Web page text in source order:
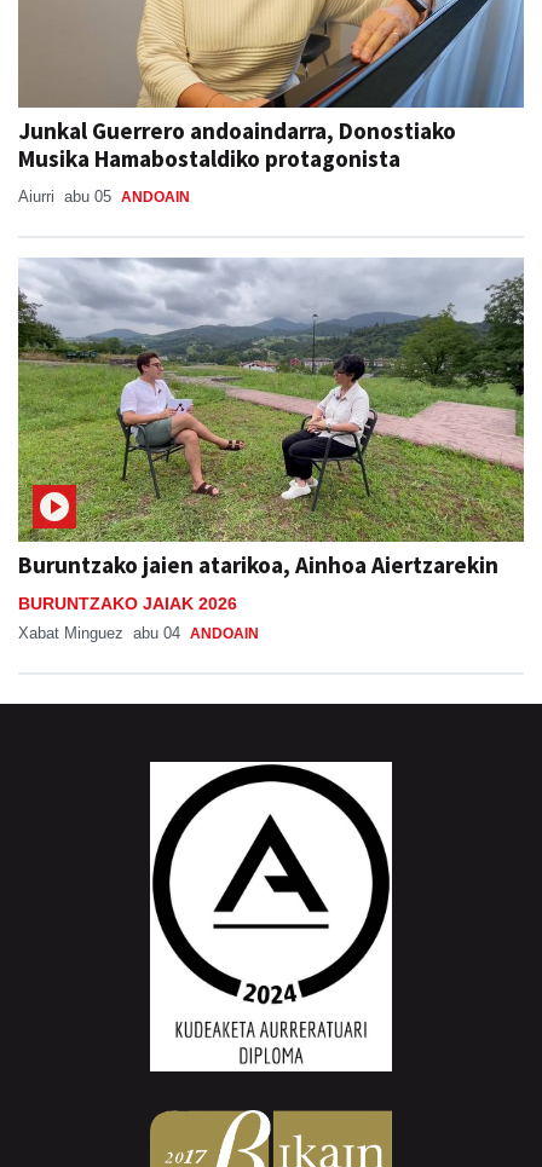
Junkal Guerrero andoaindarra, Donostiako
Musika Hamabostaldiko protagonista
Aiurri abu 05 ANDOAIN
Buruntzako jaien atarikoa, Ainhoa Aiertzarekin
BURUNTZAKO JAIAK 2026
Xabat Minguez abu 04 ANDOAIN